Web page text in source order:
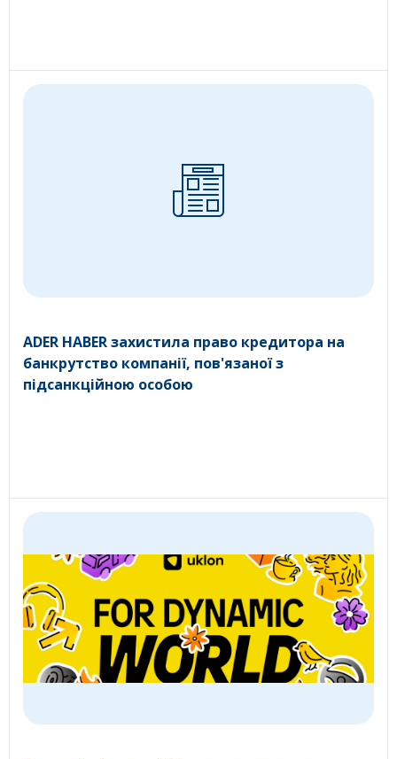
ADER HABER захистила право кредитора на
банкрутство компанії, пов'язаної з
підсанкційною особою